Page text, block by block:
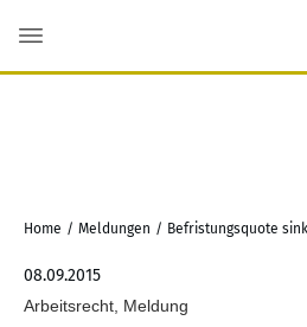
Home / Meldungen /
08.09.2015
Arbeitsrecht, Meldung